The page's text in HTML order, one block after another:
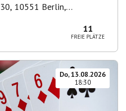
10551 Berlin,
11
FREIE PLÄTZE
Do, 13.08.2026
18:30